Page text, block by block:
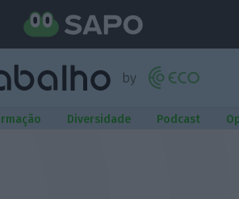
Diversidade Podcast